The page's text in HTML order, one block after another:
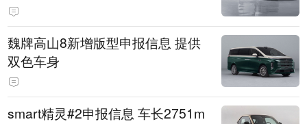
魏牌高山8新增版型申报信息 提供
双色车身
smart精灵#2申报信息 车长2751m